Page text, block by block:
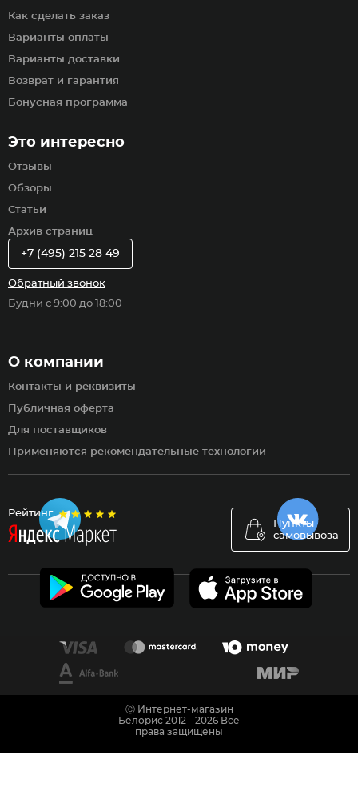
Рейтинг
Пункты
самовывоза
Как сделать заказ
Варианты оплаты
Варианты доставки
Возврат и гарантия
Бонусная программа
Это интересно
Отзывы
Обзоры
Статьи
Архив страниц
О компании
Контакты и реквизиты
Публичная оферта
Для поставщиков
Применяются рекомендательные технологии
+7 (495) 215 28 49
Обратный звонок
Будни с 9:00 до 18:00
Ⓒ Интернет-магазин
Белорис 2012 - 2026 Все
права защищены